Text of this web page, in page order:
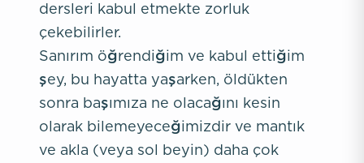
dersleri kabul etmekte zorluk
çekebilirler.
Sanırım öğrendiğim ve kabul ettiğim
şey, bu hayatta yaşarken, öldükten
sonra başımıza ne olacağını kesin
olarak bilemeyeceğimizdir ve mantık
ve akla (veya sol beyin) daha çok